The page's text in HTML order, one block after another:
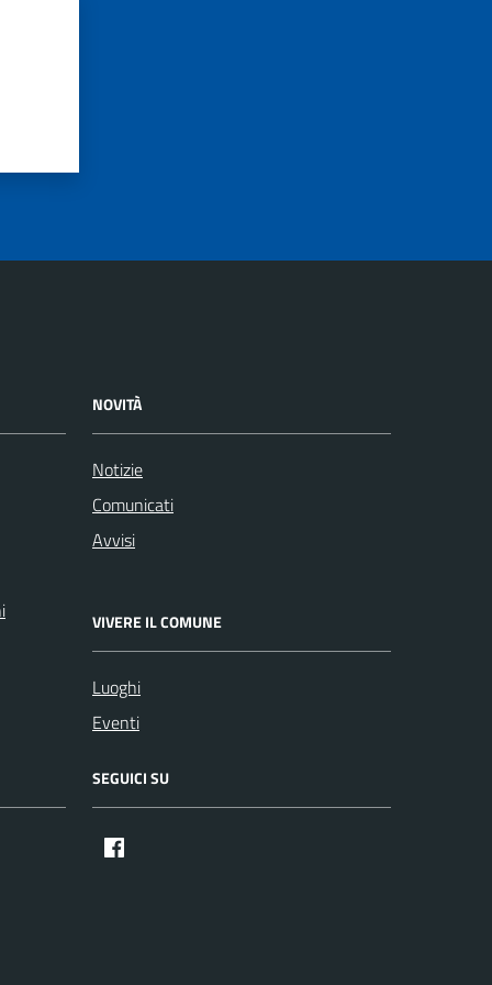
NOVITÀ
Notizie
Comunicati
Avvisi
VIVERE IL COMUNE
Luoghi
Eventi
SEGUICI SU